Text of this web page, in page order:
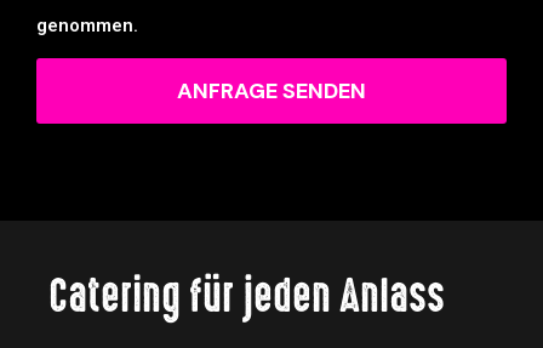
genommen.
ANFRAGE SENDEN
Catering für jeden Anlass